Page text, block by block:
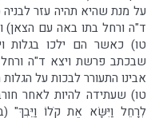
על מנת שהיא תהיה עזר
ד"ה ורחל בתו באה עם הצאן)
טו) כאשר הם ילכו בגלות
שבכתב פרשת ויצא ד"ה
אבינו התעורר לבכות על
טו) שעתידה להיות לאחר
לְרָחֵל וַיִּשָּׂא אֶת קֹלוֹ וַיֵּבְךּ"